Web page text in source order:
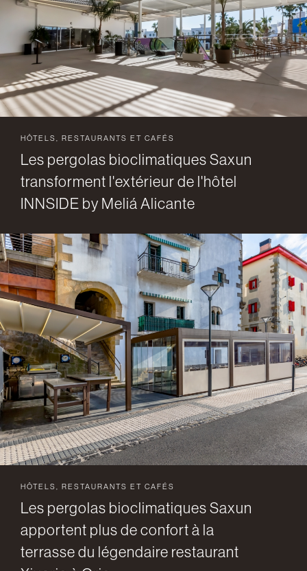
HÔTELS, RESTAURANTS ET CAFÉS
Les pergolas bioclimatiques Saxun
transforment l'extérieur de l'hôtel
INNSIDE by Meliá Alicante
HÔTELS, RESTAURANTS ET CAFÉS
Les pergolas bioclimatiques Saxun
apportent plus de confort à la
terrasse du légendaire restaurant